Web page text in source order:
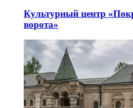
Культурный центр
ворота»